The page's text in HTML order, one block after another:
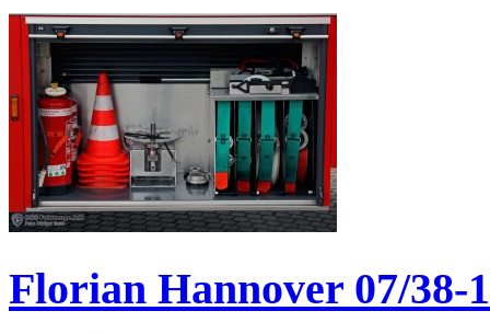
Florian Hannover 07/38-